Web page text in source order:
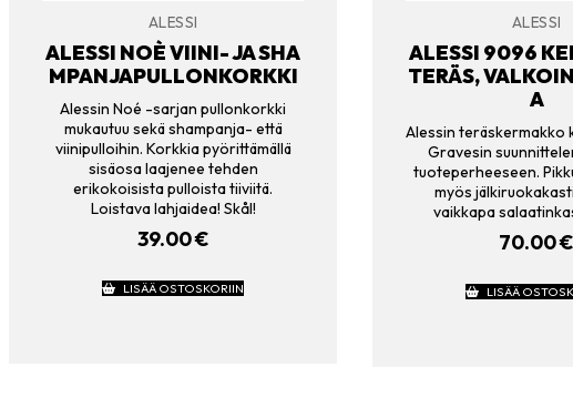
ALESSI
ALESSI NOÈ VIINI- JA SHA
MPANJAPULLONKORKKI
Alessin Noé -sarjan pullonkorkki
mukautuu sekä shampanja- että
viinipulloihin. Korkkia pyörittämällä
sisäosa laajenee tehden
erikokoisista pulloista tiiviitä.
Loistava lahjaidea! Skål!
39.00€
LISÄÄ OSTOSKORIIN
ALESSI
ALESSI 9096
TERÄS,
A
Alessin teräskermakko
Gravesin
tuoteperheeseen.
myös
vaikkapa
70.00€
LISÄÄ